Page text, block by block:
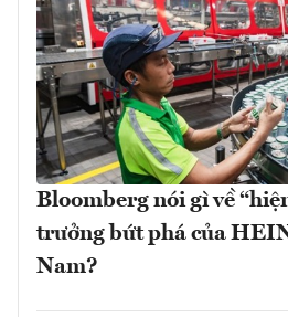
Bloomberg nói gì về
trưởng bứt phá của
Nam?